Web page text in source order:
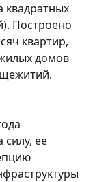
квадратных
Построено
квартир,
домов
силу, ее